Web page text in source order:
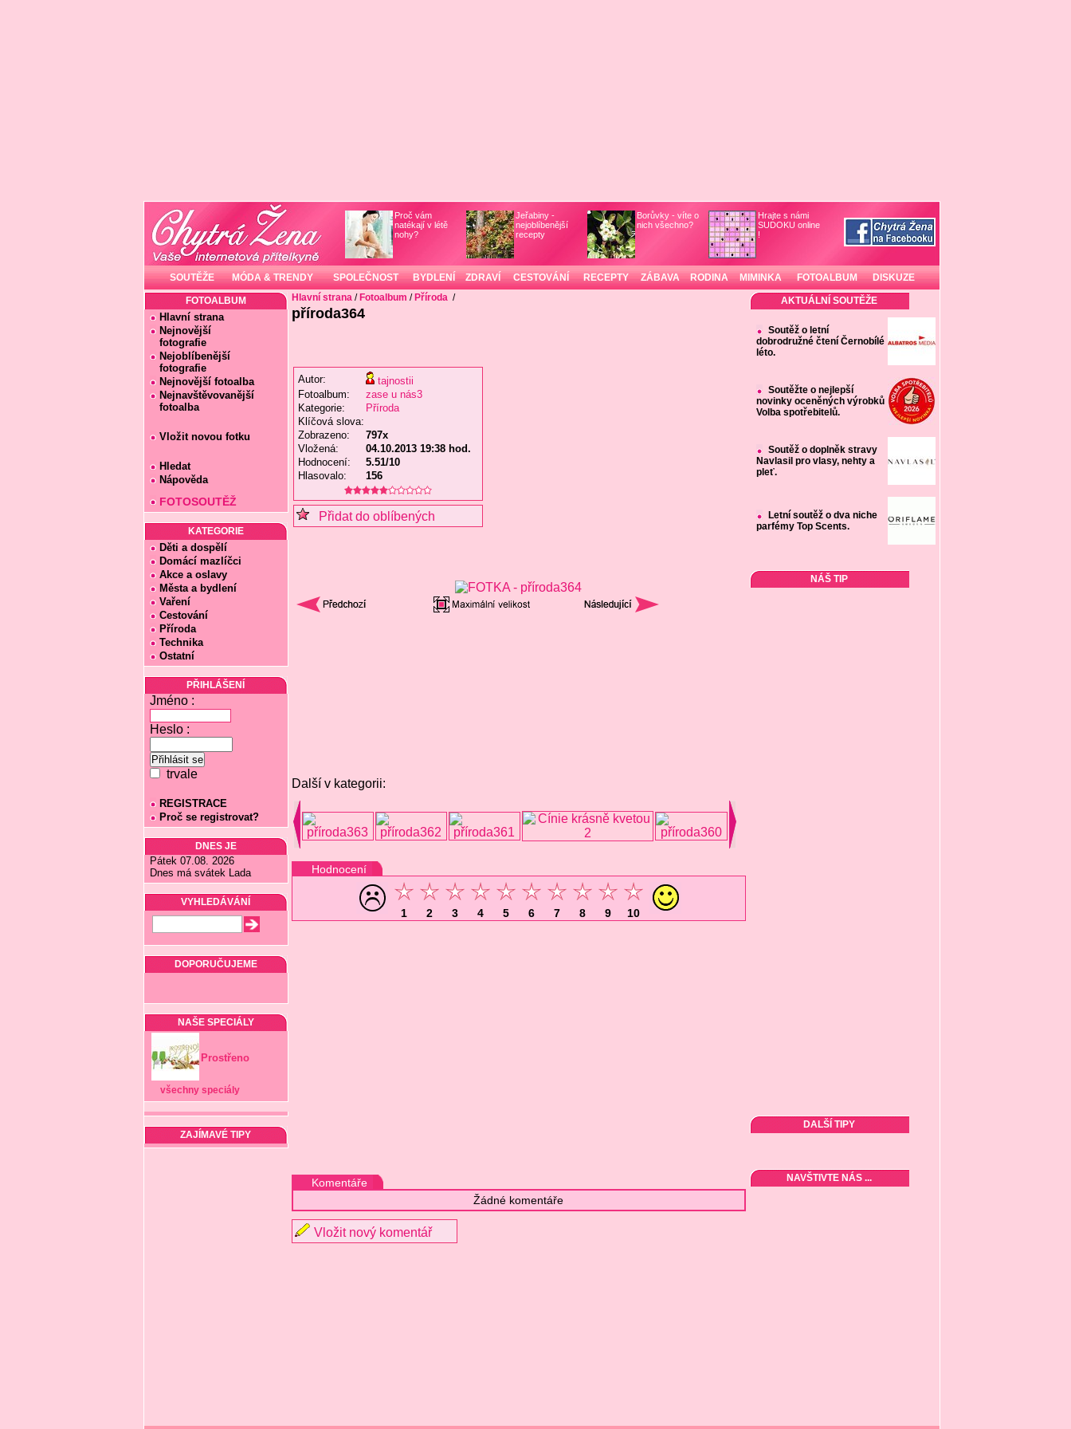
Proč vám
natékají v létě
nohy?
Jeřabiny -
nejoblíbenější
recepty
Borůvky - víte o
nich všechno?
Hrajte s námi
SUDOKU online
!
SOUTĚŽE MÓDA & TRENDY SPOLEČNOST BYDLENÍ ZDRAVÍ CESTOVÁNÍ RECEPTY ZÁBAVA RODINA MIMINKA FOTOALBUM DISKUZE
FOTOALBUM
Hlavní strana
Nejnovější
fotografie
Nejoblíbenější
fotografie
Nejnovější fotoalba
Nejnavštěvovanější
fotoalba
Vložit novou fotku
Hledat
Nápověda
FOTOSOUTĚŽ
KATEGORIE
Děti a dospělí
Domácí mazlíčci
Akce a oslavy
Města a bydlení
Vaření
Cestování
Příroda
Technika
Ostatní
PŘIHLÁŠENÍ
Jméno :
Heslo :
trvale
REGISTRACE
Proč se registrovat?
DNES JE
Pátek 07.08. 2026
Dnes má svátek Lada
VYHLEDÁVÁNÍ
DOPORUČUJEME
NAŠE SPECIÁLY
Prostřeno
všechny speciály
ZAJÍMAVÉ TIPY
Hlavní strana/ Fotoalbum / Příroda /
příroda364
Autor:
tajnostii
Fotoalbum:
zase u nás3
Kategorie:
Příroda
Klíčová slova:
Zobrazeno:
797x
Vložená:
04.10.2013 19:38 hod.
Hodnocení:
5.51/10
Hlasovalo:
156
Přidat do oblíbených
Další v kategorii:
Hodnocení
1 2 3 4 5 6 7 8 9 10
Komentáře
Žádné komentáře
Vložit nový komentář
AKTUÁLNÍ SOUTĚŽE
Soutěž o letní
dobrodružné čtení Černobílé
léto.
Soutěžte o nejlepší
novinky oceněných výrobků
Volba spotřebitelů.
Soutěž o doplněk stravy
Navlasil pro vlasy, nehty a
pleť.
Letní soutěž o dva niche
parfémy Top Scents.
NÁŠ TIP
DALŠÍ TIPY
NAVŠTIVTE NÁS ...